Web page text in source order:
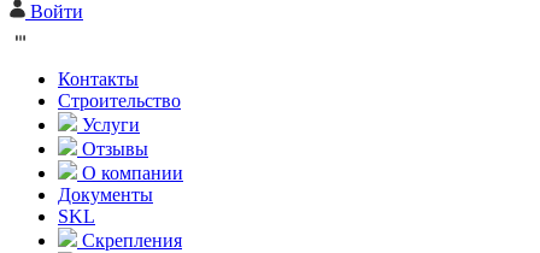
Войти
Контакты
Строительство
Услуги
Отзывы
О компании
Документы
SKL
Скрепления